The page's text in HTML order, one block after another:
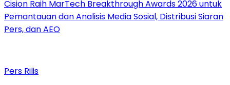
Cision Raih MarTech Breakthrough Awards 2026 untuk
Pemantauan dan Analisis Media Sosial, Distribusi Siaran
Pers, dan AEO
Pers Rilis